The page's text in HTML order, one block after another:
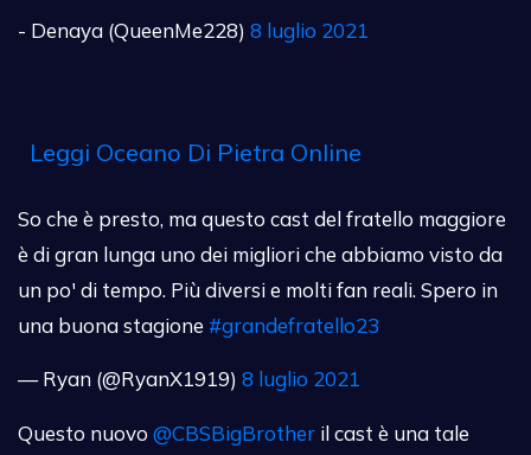
- Denaya (QueenMe228) 8 luglio 2021
Leggi Oceano Di Pietra Online
So che è presto, ma questo cast del fratello maggiore
è di gran lunga uno dei migliori che abbiamo visto da
un po' di tempo. Più diversi e molti fan reali. Spero in
una buona stagione #grandefratello23
— Ryan (@RyanX1919) 8 luglio 2021
Questo nuovo @CBSBigBrother il cast è una tale